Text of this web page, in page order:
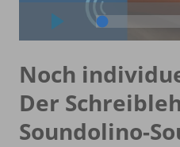
Noch
Der
Soundolino-